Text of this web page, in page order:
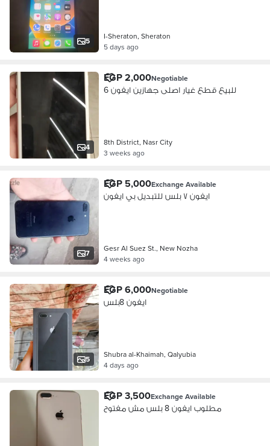
5
I-Sheraton, Sheraton
5 days ago
4
EGP 2,000Negotiable
للبيع قطع غيار اصلى جهازين ايفون 6
8th District, Nasr City
3 weeks ago
7
EGP 5,000Exchange Available
ايفون ٧ بلس للتبديل بي ايفون
Gesr Al Suez St., New Nozha
4 weeks ago
5
EGP 6,000Negotiable
ايفون 8بلس
Shubra al-Khaimah, Qalyubia
4 days ago
EGP 3,500Exchange Available
مطلوب ايفون 8 بلس مش مفتوح